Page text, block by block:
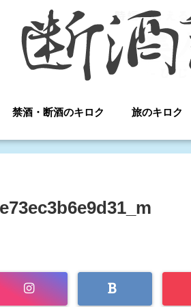
禁酒・断酒のキロク 旅のキロク